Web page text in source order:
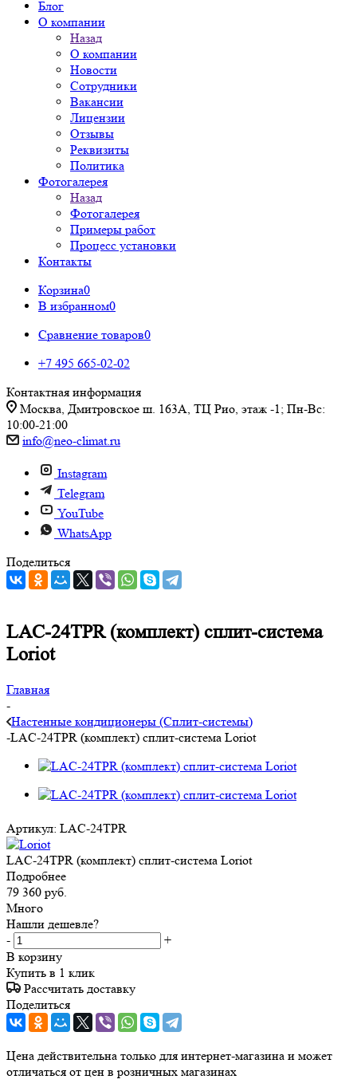
Блог
О компании
Назад
О компании
Новости
Сотрудники
Вакансии
Лицензии
Отзывы
Реквизиты
Политика
Фотогалерея
Назад
Фотогалерея
Примеры работ
Процесс установки
Контакты
Корзина0
В избранном0
Сравнение товаров0
+7 495 665-02-02
Контактная информация
Москва, Дмитровское ш. 163А, ТЦ Рио, этаж -1; Пн-Вс:
10:00-21:00
info@neo-climat.ru
Instagram
Telegram
YouTube
WhatsApp
Поделиться
LAC-24TPR (комплект) сплит-система
Loriot
Главная
-
Настенные кондиционеры (Сплит-системы)
-LAC-24TPR (комплект) сплит-система Loriot
Артикул: LAC-24TPR
LAC-24TPR (комплект) сплит-система Loriot
Подробнее
79 360 руб.
Много
Нашли дешевле?
-
+
В корзину
Купить в 1 клик
Рассчитать доставку
Поделиться
Цена действительна только для интернет-магазина и может
отличаться от цен в розничных магазинах